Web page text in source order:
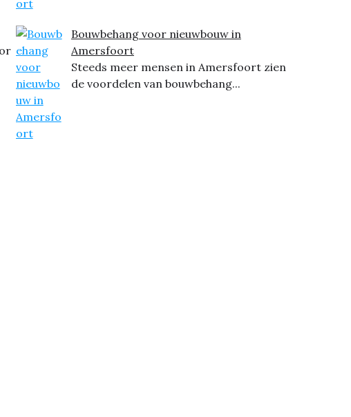
Bouwbehang voor nieuwbouw in
Amersfoort
Steeds meer mensen in Amersfoort zien
de voordelen van bouwbehang...